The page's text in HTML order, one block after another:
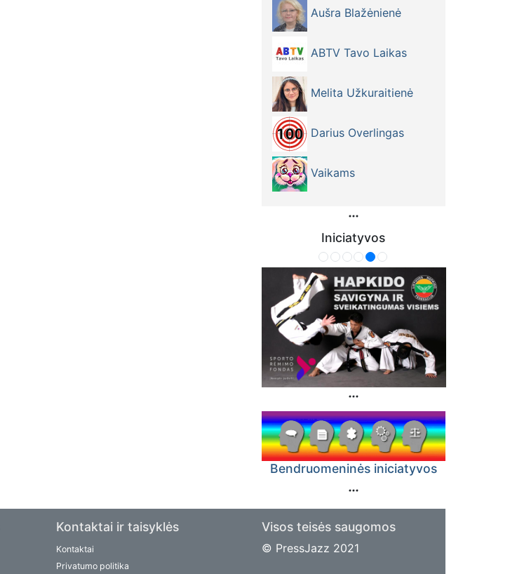
Aušra Blažėnienė
ABTV Tavo Laikas
Melita Užkuraitienė
Darius Overlingas
Vaikams
Iniciatyvos
Bendruomeninės iniciatyvos
Kontaktai ir taisyklės
Kontaktai
Privatumo politika
Visos teisės saugomos
© PressJazz 2021